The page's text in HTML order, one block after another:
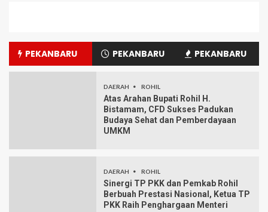
PEKANBARU PEKANBARU PEKANBARU
DAERAH ROHIL
Atas Arahan Bupati Rohil H.
Bistamam, CFD Sukses Padukan
Budaya Sehat dan Pemberdayaan
UMKM
DAERAH ROHIL
Sinergi TP PKK dan Pemkab Rohil
Berbuah Prestasi Nasional, Ketua TP
PKK Raih Penghargaan Menteri